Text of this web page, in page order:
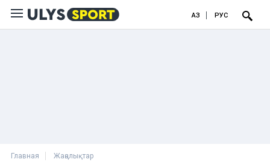
ҚАЗ РУС
Главная Жаңалықтар